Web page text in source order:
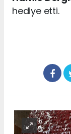
hediye etti.